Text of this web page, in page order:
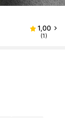
1,00
(1)